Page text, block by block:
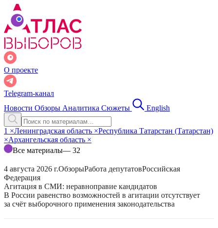
О проекте
Telegram-канал
Новости Обзоры Аналитика Сюжеты English
1 ×Ленинградская область ×Республика Татарстан (Татарстан)
×Архангельская область ×
Все материалы— 32
4 августа 2026 г.ОбзорыРабота депутатовРоссийская
Федерация
Агитация в СМИ: неравноправие кандидатов
В России равенство возможностей в агитации отсутствует
за счёт выборочного применения законодательства